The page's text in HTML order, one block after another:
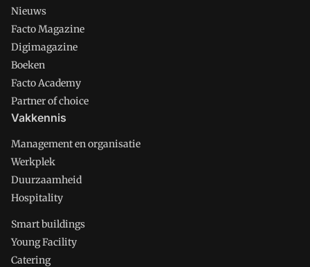
Nieuws
Facto Magazine
Digimagazine
Boeken
Facto Academy
Partner of choice
Vakkennis
Management en organisatie
Werkplek
Duurzaamheid
Hospitality
Smart buildings
Young Facility
Catering